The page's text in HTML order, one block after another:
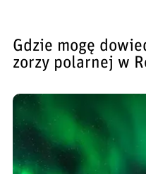
Gdzie mogę
zorzy polarnej w